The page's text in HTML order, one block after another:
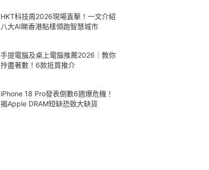
HKT科技周2026現場直擊！一文介紹
八大AI睇香港點樣領跑智慧城市
手提電腦及桌上電腦推薦2026｜教你
拎盡著數！6款抵買推介
iPhone 18 Pro發表倒數6週爆危機！
揭Apple DRAM短缺恐致大缺貨